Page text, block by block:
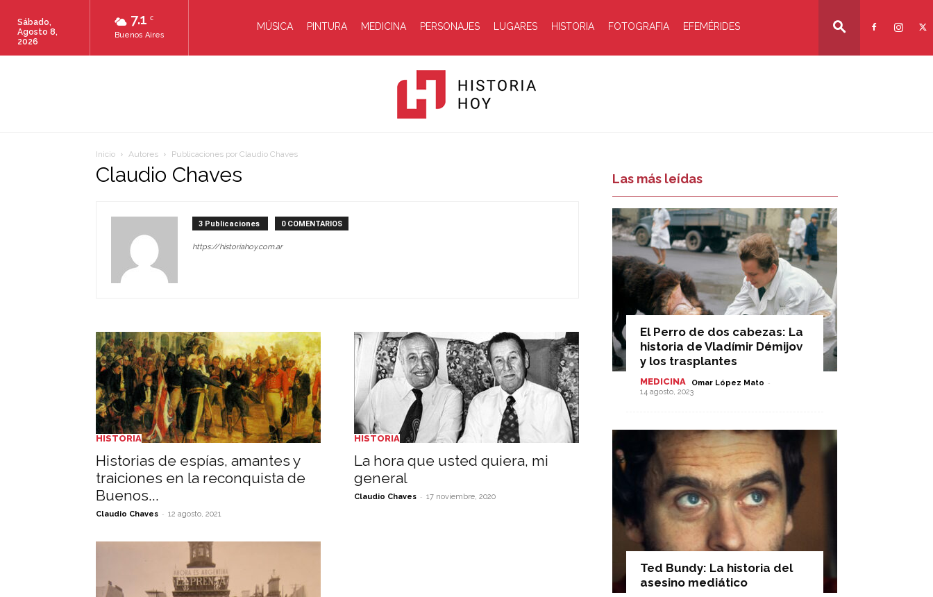
7.1 C
Buenos Aires
Sábado,
Agosto 8,
2026
MÚSICA PINTURA MEDICINA PERSONAJES LUGARES HISTORIA FOTOGRAFIA EFEMÉRIDES
Inicio Autores Publicaciones por Claudio Chaves
Claudio Chaves
3 Publicaciones 0 COMENTARIOS
https://historiahoy.com.ar
HISTORIA
Historias de espías, amantes y
traiciones en la reconquista de
Buenos...
Claudio Chaves - 12 agosto, 2021
HISTORIA
La hora que usted quiera, mi
general
Claudio Chaves - 17 noviembre, 2020
Las más leídas
El Perro de dos cabezas: La
historia de Vladímir Démijov
y los trasplantes
MEDICINA Omar López Mato -
14 agosto, 2023
Ted Bundy: La historia del
asesino mediático